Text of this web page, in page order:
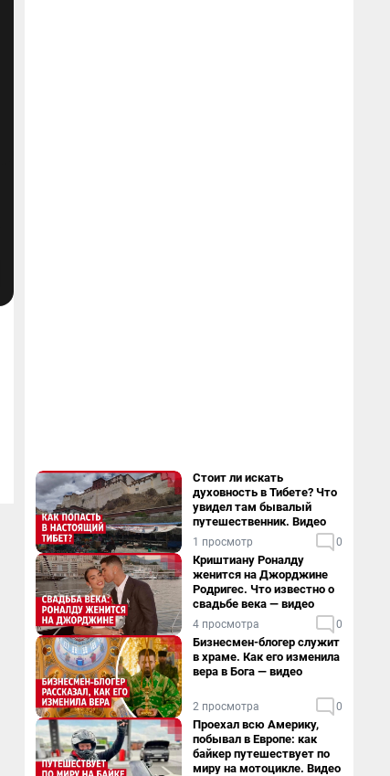
Стоит ли искать
духовность в Тибете? Что
увидел там бывалый
путешественник. Видео
1 просмотр 0
Криштиану Роналду
женится на Джорджине
Родригес. Что известно о
свадьбе века — видео
4 просмотра 0
Бизнесмен-блогер служит
в храме. Как его изменила
вера в Бога — видео
2 просмотра 0
Проехал всю Америку,
побывал в Европе: как
байкер путешествует по
миру на мотоцикле. Видео